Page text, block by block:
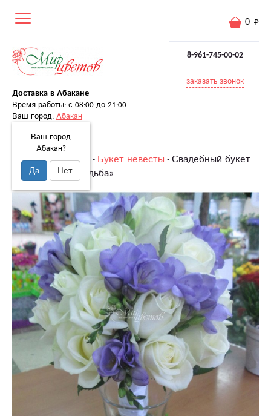
8-961-745-00-02
заказать звонок
Доставка в Абакане
Время работы: с 08:00 до 21:00
Ваш город: Абакан
Ваш город
Абакан?
Да Нет
0
Главная Свадьба Букет невесты Свадебный букет
«Фиолетовая свадьба»